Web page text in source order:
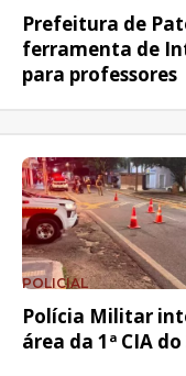
Prefeitura de
ferramenta de
para professores
POLICIAL
Polícia Militar
área da 1ª CIA do